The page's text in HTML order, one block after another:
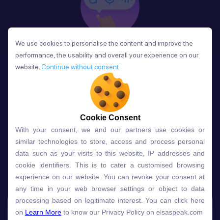
Phản Hồi
Sau mỗi bài học, người học nhận phản hồi về phát
âm và ngữ pháp ngay lập tức, giúp cải thiện kỹ năng
và tiến bộ nhanh chóng.
Lựa chọn gói học ELSA dành
cho bạn
Gói học Free Premium
Speech Analyzer
We use cookies to personalise the content and improve the
performance, the usability and overall your experience on our
website. Continue without consent
Cookie Consent
With your consent, we and our partners use cookies or
similar technologies to store, access and process personal
data such as your visits to this website, IP addresses and
cookie identifiers. This is to cater a customised browsing
experience on our website. You can revoke your consent at
any time in your web browser settings or object to data
processing based on legitimate interest. You can click here
on Learn More to know our Privacy Policy on elsaspeak.com
We use cookies to personalise the content and improve the
performance, the usability and overall your experience on our
website. Continue without consent
Cookie Consent
With your consent, we and our partners use cookies or
similar technologies to store, access and process personal
data such as your visits to this website, IP addresses and
cookie identifiers. This is to cater a customised browsing
experience on our website. You can revoke your consent at
any time in your web browser settings or object to data
processing based on legitimate interest. You can click here
on Learn More to know our Privacy Policy on elsaspeak.com